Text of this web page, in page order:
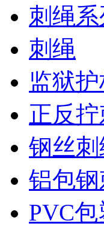
刺绳系
刺绳
监狱
正反
钢丝刺
铝包
PVC